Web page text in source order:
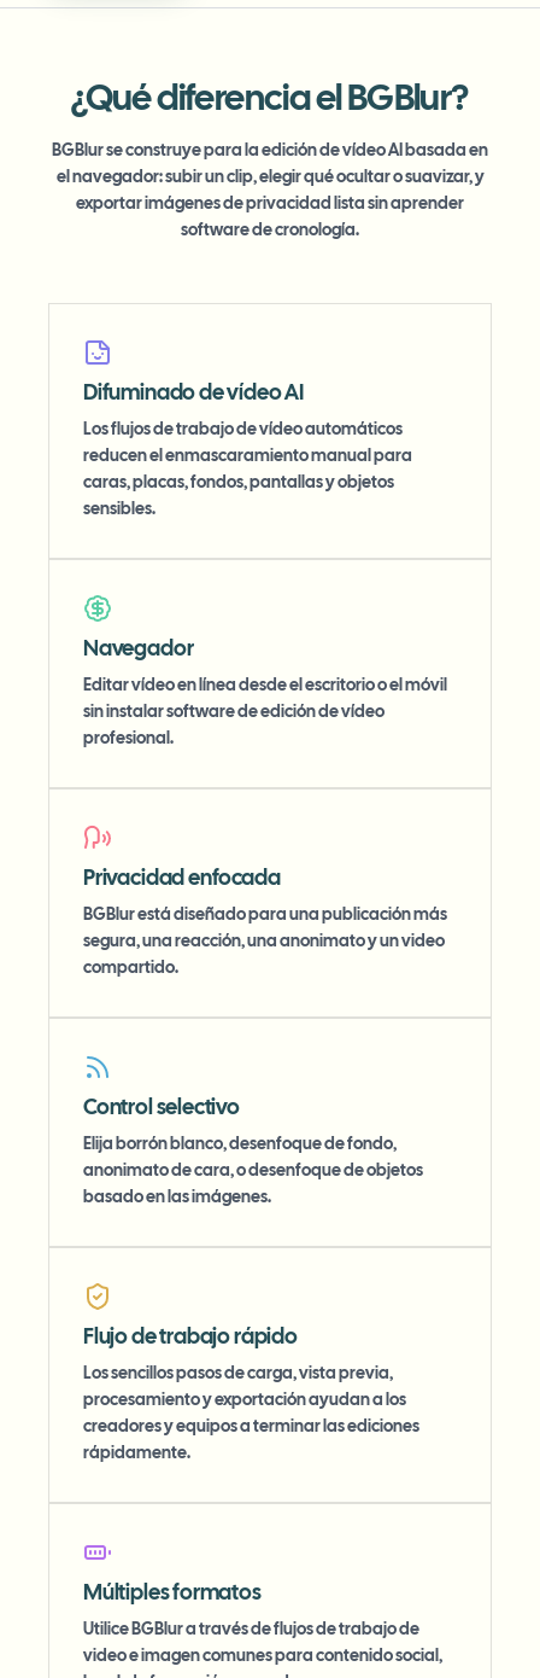
¿Qué diferencia el BGBlur?
BGBlur se construye para la edición de vídeo AI basada en
el navegador: subir un clip, elegir qué ocultar o suavizar, y
exportar imágenes de privacidad lista sin aprender
software de cronología.
Difuminado de vídeo AI
Los flujos de trabajo de vídeo automáticos
reducen el enmascaramiento manual para
caras, placas, fondos, pantallas y objetos
sensibles.
Navegador
Editar vídeo en línea desde el escritorio o el móvil
sin instalar software de edición de vídeo
profesional.
Privacidad enfocada
BGBlur está diseñado para una publicación más
segura, una reacción, una anonimato y un video
compartido.
Control selectivo
Elija borrón blanco, desenfoque de fondo,
anonimato de cara, o desenfoque de objetos
basado en las imágenes.
Flujo de trabajo rápido
Los sencillos pasos de carga, vista previa,
procesamiento y exportación ayudan a los
creadores y equipos a terminar las ediciones
rápidamente.
Múltiples formatos
Utilice BGBlur a través de flujos de trabajo de
video e imagen comunes para contenido social,